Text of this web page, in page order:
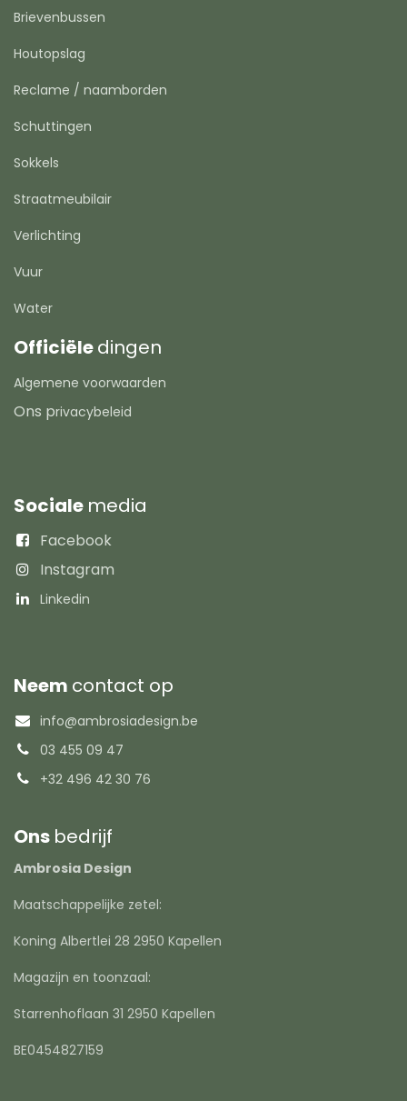
Brievenbussen
Houtopslag
Reclame / naamborden
Schuttingen
Sokkels
Straatmeubilair
Verlichting
Vuur
Water
Officiëledingen
Algemene voorwaarden
Ons privacybeleid
Sociale media
Facebook
Instagram
Linkedin
Neem contact op
info@ambrosiadesign.be
03 455 09 47
+32 496 42 30 76
Ons bedrijf
Ambrosia Design
Maatschappelijke zetel:
Koning Albertlei 28 2950 Kapellen
Magazijn en toonzaal:
Starrenhoflaan 31 2950 Kapellen
BE0454827159